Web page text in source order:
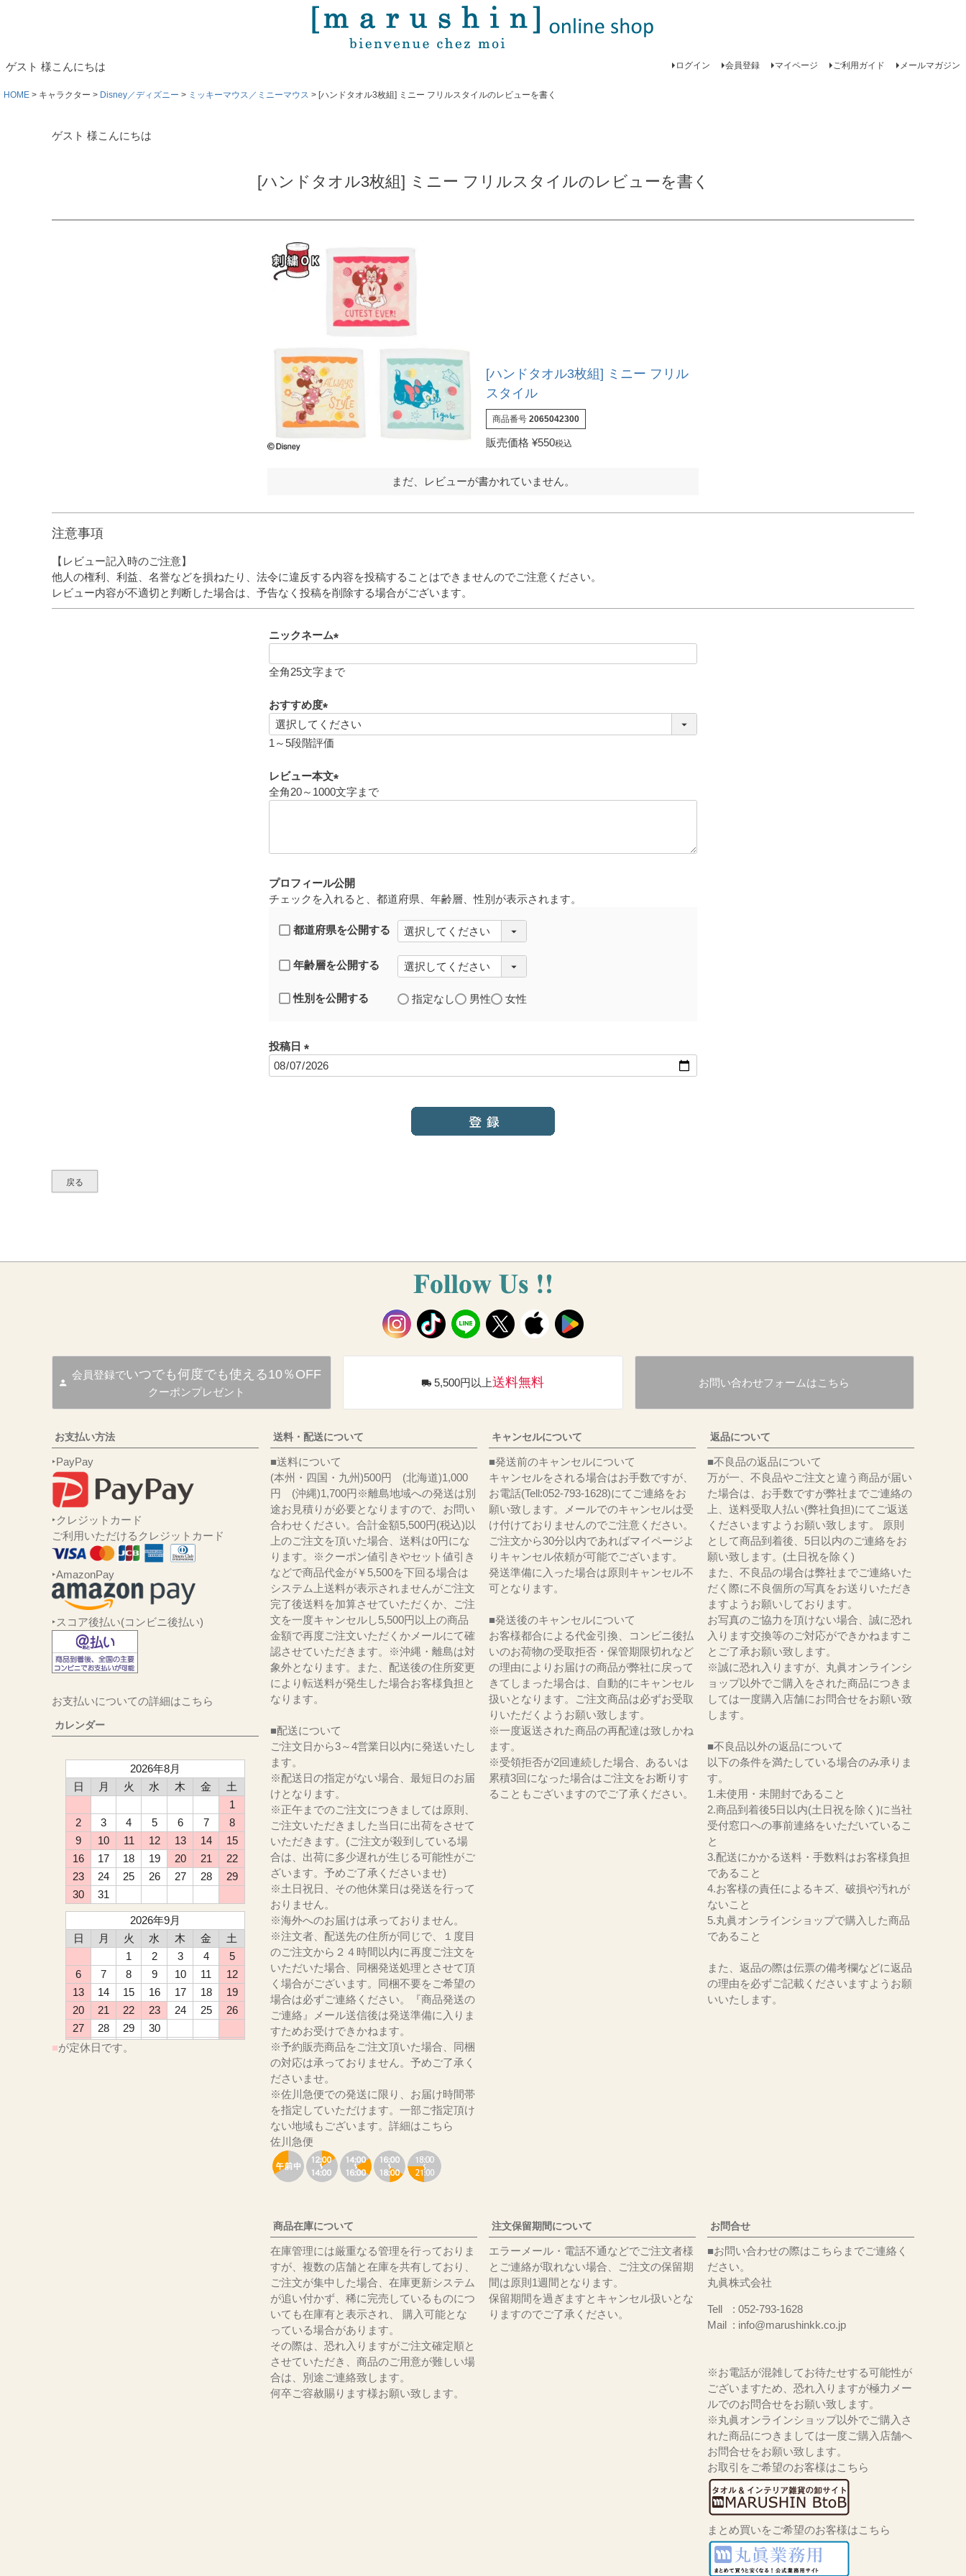
ゲスト 様こんにちは ログイン 会員登録 マイページ ご利用ガイド メールマガジン
HOME キャラクター Disney／ディズニー ミッキーマウス／ミニーマウス [ハンドタオル3枚組] ミニー フリルスタイルのレビューを書く
ゲスト 様こんにちは
[ハンドタオル3枚組] ミニー フリルスタイルのレビューを書く
[ハンドタオル3枚組] ミニー フリル
スタイル
商品番号 2065042300
販売価格 ¥550税込
まだ、レビューが書かれていません。
注意事項
【レビュー記入時のご注意】
他人の権利、利益、名誉などを損ねたり、法令に違反する内容を投稿することはできませんのでご注意ください。
レビュー内容が不適切と判断した場合は、予告なく投稿を削除する場合がございます。
ニックネーム
必
全角25文字まで
おすすめ度
(
必
)
1～5段階評価
レビュー本文
(
全角20～1000文字まで
プロフィール公開
チェックを入れると、都道府県、年齢層、性別が表示されます。
都道府県を公開する
年齢層を公開する
性別を公開する 指定なし 男性 女性
投稿日
(
戻る
会員登録でいつでも何度でも使える10％OFF
クーポンプレゼント
5,500円以上送料無料 お問い合わせフォームはこちら
お支払い方法
‣PayPay
‣クレジットカード
ご利用いただけるクレジットカード
‣AmazonPay
‣スコア後払い(コンビニ後払い)
お支払いについての詳細はこちら
カレンダー
2026年8月
日
月 火 水 木 金
土
1
2
3 4 5 6 7
8
9
10 11 12 13 14
15
16
17 18 19 20 21
22
23
24 25 26 27 28
29
30
31
2026年9月
日
月 火 水 木 金
土
1
2 3 4
5
6
7 8 9 10 11
12
13
14 15 16 17 18
19
20
21 22 23 24 25
26
27
28 29
30
■が定休日です。
送料・配送について
■送料について
(本州・四国・九州)500円 (北海道)1,000
円 (沖縄)1,700円※離島地域への発送は別
途お見積りが必要となりますので、お問い
合わせください。合計金額5,500円(税込)以
上のご注文を頂いた場合、送料は0円にな
ります。※クーポン値引きやセット値引き
などで商品代金が￥5,500を下回る場合は
システム上送料が表示されませんがご注文
完了後送料を加算させていただくか、ご注
文を一度キャンセルし5,500円以上の商品
金額で再度ご注文いただくかメールにて確
認させていただきます。※沖縄・離島は対
象外となります。また、配送後の住所変更
により転送料が発生した場合お客様負担と
なります。
■配送について
ご注文日から3～4営業日以内に発送いたし
ます。
※配送日の指定がない場合、最短日のお届
けとなります。
※正午までのご注文につきましては原則、
ご注文いただきました当日に出荷をさせて
いただきます。(ご注文が殺到している場
合は、出荷に多少遅れが生じる可能性がご
ざいます。予めご了承くださいませ)
※土日祝日、その他休業日は発送を行って
おりません。
※海外へのお届けは承っておりません。
※注文者、配送先の住所が同じで、１度目
のご注文から２４時間以内に再度ご注文を
いただいた場合、同梱発送処理とさせて頂
く場合がございます。同梱不要をご希望の
場合は必ずご連絡ください。『商品発送の
ご連絡』メール送信後は発送準備に入りま
すためお受けできかねます。
※予約販売商品をご注文頂いた場合、同梱
の対応は承っておりません。予めご了承く
ださいませ。
※佐川急便での発送に限り、お届け時間帯
を指定していただけます。一部ご指定頂け
ない地域もございます。 詳細はこちら
佐川急便
キャンセルについて
■発送前のキャンセルについて
キャンセルをされる場合はお手数ですが、
お電話(Tell:052-793-1628)にてご連絡をお
願い致します。メールでのキャンセルは受
け付けておりませんのでご注意ください。
ご注文から30分以内であればマイページよ
りキャンセル依頼が可能でございます。
発送準備に入った場合は原則キャンセル不
可となります。
■発送後のキャンセルについて
お客様都合による代金引換、コンビニ後払
いのお荷物の受取拒否・保管期限切れなど
の理由によりお届けの商品が弊社に戻って
きてしまった場合は、自動的にキャンセル
扱いとなります。ご注文商品は必ずお受取
りいただくようお願い致します。
※一度返送された商品の再配達は致しかね
ます。
※受領拒否が2回連続した場合、あるいは
累積3回になった場合はご注文をお断りす
ることもございますのでご了承ください。
返品について
■不良品の返品について
万が一、不良品やご注文と違う商品が届い
た場合は、お手数ですが弊社までご連絡の
上、送料受取人払い(弊社負担)にてご返送
くださいますようお願い致します。 原則
として商品到着後、5日以内のご連絡をお
願い致します。(土日祝を除く)
また、不良品の場合は弊社までご連絡いた
だく際に不良個所の写真をお送りいただき
ますようお願いしております。
お写真のご協力を頂けない場合、誠に恐れ
入ります交換等のご対応ができかねますこ
とご了承お願い致します。
※誠に恐れ入りますが、丸眞オンラインシ
ョップ以外でご購入をされた商品につきま
しては一度購入店舗にお問合せをお願い致
します。
■不良品以外の返品について
以下の条件を満たしている場合のみ承りま
す。
1.未使用・未開封であること
2.商品到着後5日以内(土日祝を除く)に当社
受付窓口への事前連絡をいただいているこ
と
3.配送にかかる送料・手数料はお客様負担
であること
4.お客様の責任によるキズ、破損や汚れが
ないこと
5.丸眞オンラインショップで購入した商品
であること
また、返品の際は伝票の備考欄などに返品
の理由を必ずご記載くださいますようお願
いいたします。
商品在庫について
在庫管理には厳重なる管理を行っておりま
すが、複数の店舗と在庫を共有しており、
ご注文が集中した場合、在庫更新システム
が追い付かず、稀に完売しているものにつ
いても在庫有と表示され、 購入可能とな
っている場合があります。
その際は、恐れ入りますがご注文確定順と
させていただき、商品のご用意が難しい場
合は、別途ご連絡致します。
何卒ご容赦賜ります様お願い致します。
注文保留期間について
エラーメール・電話不通などでご注文者様
とご連絡が取れない場合、ご注文の保留期
間は原則1週間となります。
保留期間を過ぎますとキャンセル扱いとな
りますのでご了承ください。
お問合せ
■お問い合わせの際はこちらまでご連絡く
ださい。
丸眞株式会社
Tell
052-793-1628
Mail
info@marushinkk.co.jp
※お電話が混雑してお待たせする可能性が
ございますため、恐れ入りますが極力メー
ルでのお問合せをお願い致します。
※丸眞オンラインショップ以外でご購入さ
れた商品につきましては一度ご購入店舗へ
お問合せをお願い致します。
お取引をご希望のお客様はこちら
まとめ買いをご希望のお客様はこちら